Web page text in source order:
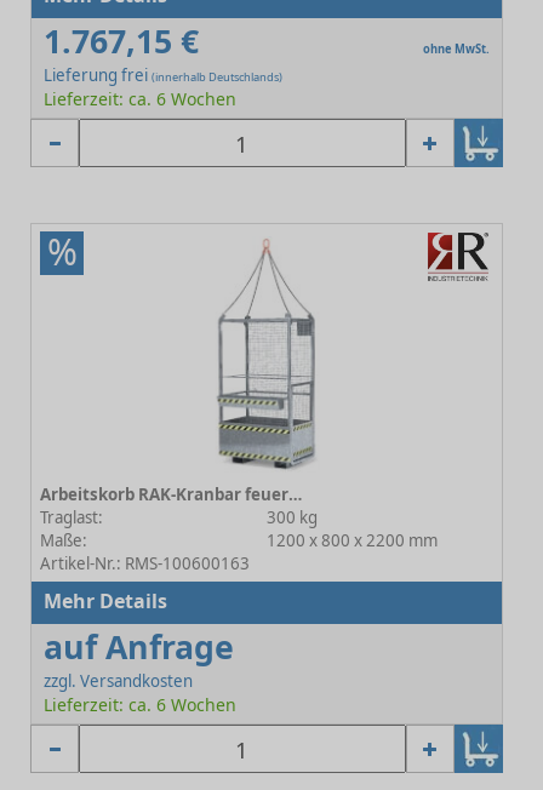
1.767,15 € ohne MwSt.
Lieferung frei (innerhalb Deutschlands)
Lieferzeit: ca. 6 Wochen
%
Arbeitskorb RAK-Kranbar feuerverzinkt
Traglast:
300 kg
Maße:
1200 x 800 x 2200 mm
Artikel-Nr.: RMS-100600163
Mehr Details
auf Anfrage
zzgl. Versandkosten
Lieferzeit: ca. 6 Wochen